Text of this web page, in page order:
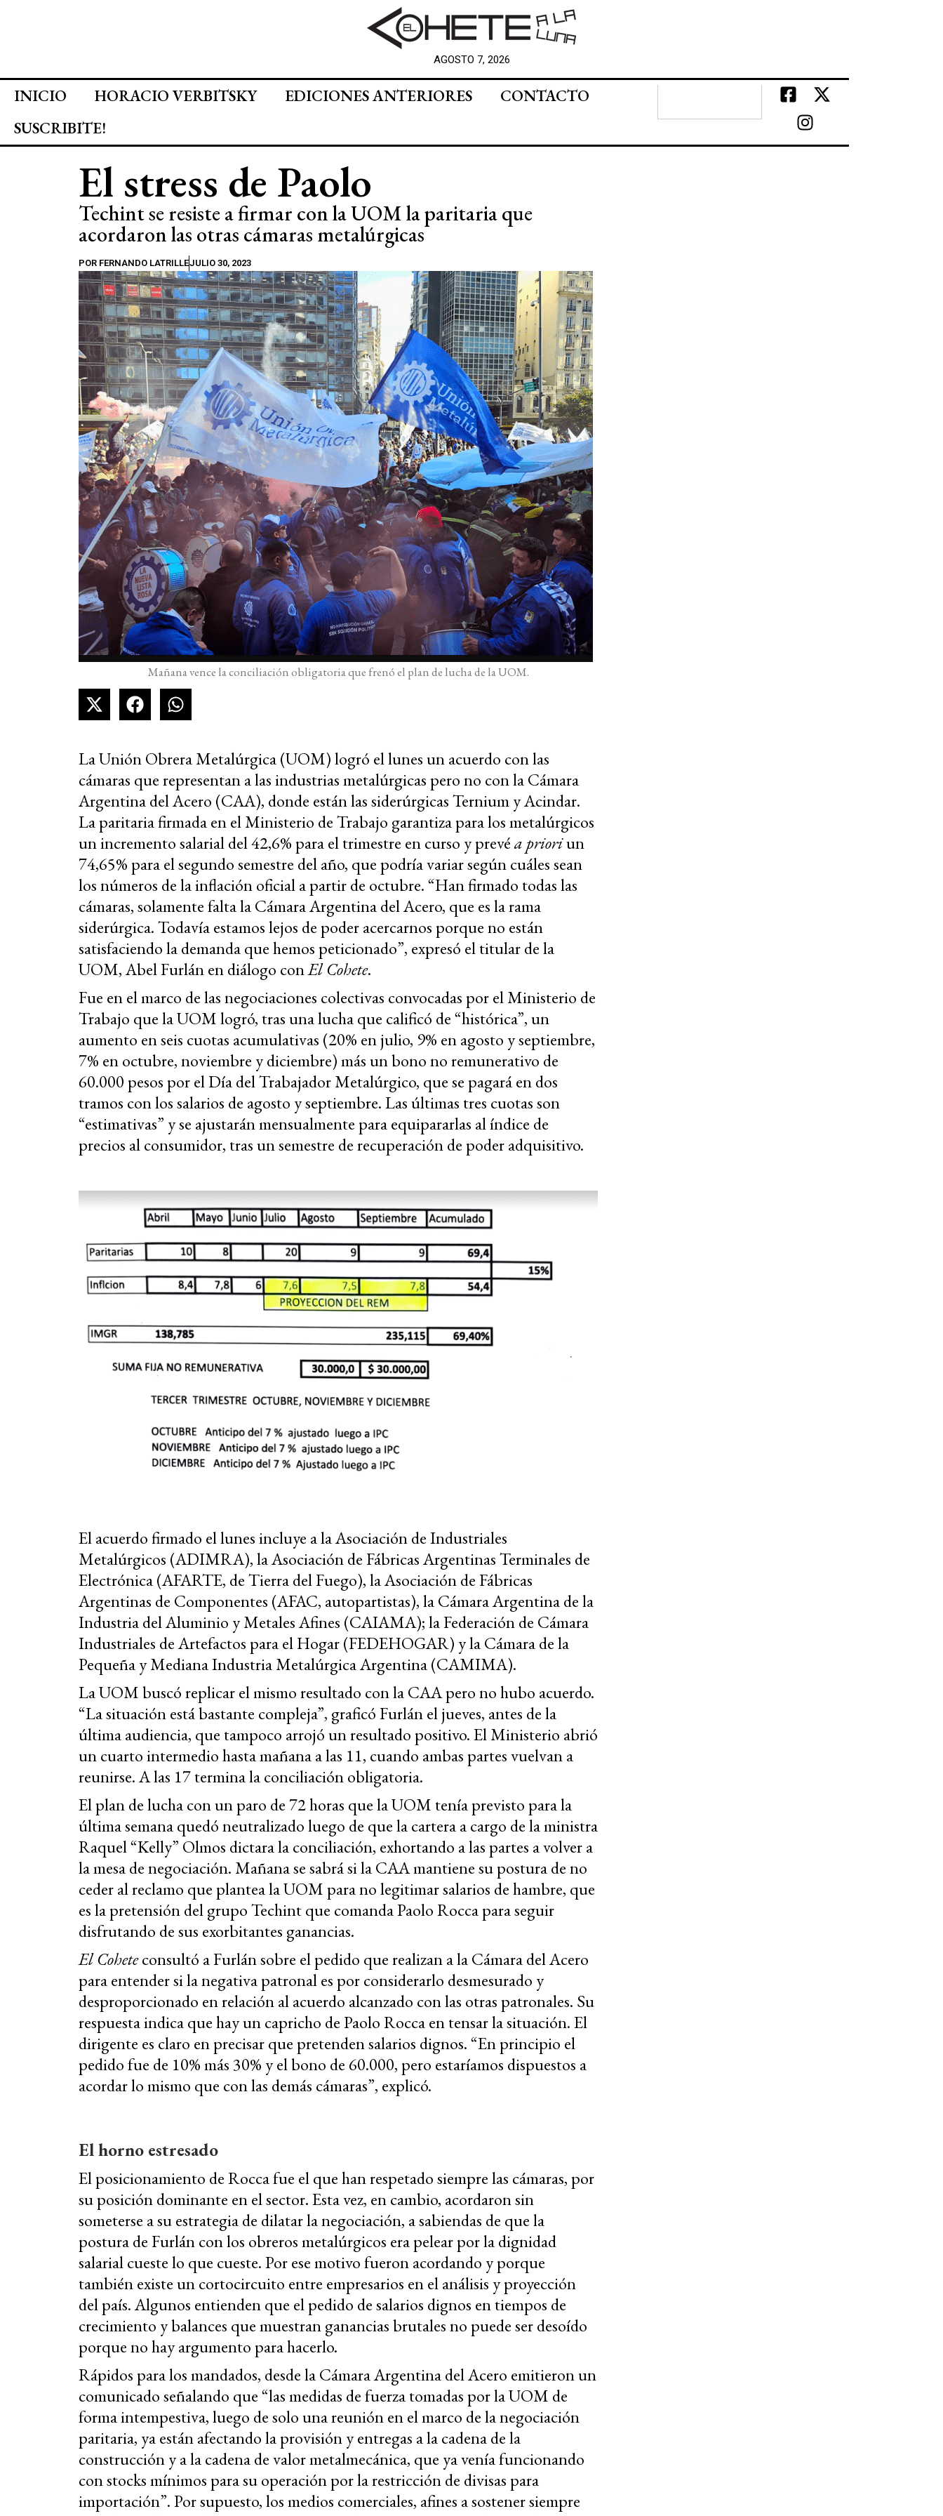
AGOSTO 7, 2026
INICIO HORACIO VERBITSKY EDICIONES ANTERIORES
CONTACTO
SUSCRIBITE!
El stress de Paolo
Techint se resiste a firmar con la UOM la paritaria que
acordaron las otras cámaras metalúrgicas
POR FERNANDO LATRILLEJULIO 30, 2023
Mañana vence la conciliación obligatoria que frenó el plan de lucha de la UOM.
La Unión Obrera Metalúrgica (UOM) logró el lunes un acuerdo con las
cámaras que representan a las industrias metalúrgicas pero no con la Cámara
Argentina del Acero (CAA), donde están las siderúrgicas Ternium y Acindar.
La paritaria firmada en el Ministerio de Trabajo garantiza para los metalúrgicos
un incremento salarial del 42,6% para el trimestre en curso y prevéa prioriun
74,65% para el segundo semestre del año, que podría variar según cuáles sean
los números de la inflación oficial a partir de octubre. “Han firmado todas las
cámaras, solamente falta la Cámara Argentina del Acero, que es la rama
siderúrgica. Todavía estamos lejos de poder acercarnos porque no están
satisfaciendo la demanda que hemos peticionado”, expresó el titular de la
UOM, Abel Furlán en diálogo conEl Cohete.
Fue en el marco de las negociaciones colectivas convocadas por el Ministerio de
Trabajo que la UOM logró, tras una lucha que calificó de “histórica”, un
aumento en seis cuotas acumulativas (20% en julio, 9% en agosto y septiembre,
7% en octubre, noviembre y diciembre) más un bono no remunerativo de
60.000 pesos por el Día del Trabajador Metalúrgico, que se pagará en dos
tramos con los salarios de agosto y septiembre. Las últimas tres cuotas son
“estimativas” y se ajustarán mensualmente para equipararlas al índice de
precios al consumidor, tras un semestre de recuperación de poder adquisitivo.
El acuerdo firmado el lunes incluye a la Asociación de Industriales
Metalúrgicos (ADIMRA), la Asociación de Fábricas Argentinas Terminales de
Electrónica (AFARTE, de Tierra del Fuego), la Asociación de Fábricas
Argentinas de Componentes (AFAC, autopartistas), la Cámara Argentina de la
Industria del Aluminio y Metales Afines (CAIAMA); la Federación de Cámara
Industriales de Artefactos para el Hogar (FEDEHOGAR) y la Cámara de la
Pequeña y Mediana Industria Metalúrgica Argentina (CAMIMA).
La UOM buscó replicar el mismo resultado con la CAA pero no hubo acuerdo.
“La situación está bastante compleja”, graficó Furlán el jueves, antes de la
última audiencia, que tampoco arrojó un resultado positivo. El Ministerio abrió
un cuarto intermedio hasta mañana a las 11, cuando ambas partes vuelvan a
reunirse. A las 17 termina la conciliación obligatoria.
El plan de lucha con un paro de 72 horas que la UOM tenía previsto para la
última semana quedó neutralizado luego de que la cartera a cargo de la ministra
Raquel “Kelly” Olmos dictara la conciliación, exhortando a las partes a volver a
la mesa de negociación. Mañana se sabrá si la CAA mantiene su postura de no
ceder al reclamo que plantea la UOM para no legitimar salarios de hambre, que
es la pretensión del grupo Techint que comanda Paolo Rocca para seguir
disfrutando de sus exorbitantes ganancias.
El Coheteconsultó a Furlán sobre el pedido que realizan a la Cámara del Acero
para entender si la negativa patronal es por considerarlo desmesurado y
desproporcionado en relación al acuerdo alcanzado con las otras patronales. Su
respuesta indica que hay un capricho de Paolo Rocca en tensar la situación. El
dirigente es claro en precisar que pretenden salarios dignos. “En principio el
pedido fue de 10% más 30% y el bono de 60.000, pero estaríamos dispuestos a
acordar lo mismo que con las demás cámaras”, explicó.
El horno estresado
El posicionamiento de Rocca fue el que han respetado siempre las cámaras, por
su posición dominante en el sector. Esta vez, en cambio, acordaron sin
someterse a su estrategia de dilatar la negociación, a sabiendas de que la
postura de Furlán con los obreros metalúrgicos era pelear por la dignidad
salarial cueste lo que cueste. Por ese motivo fueron acordando y porque
también existe un cortocircuito entre empresarios en el análisis y proyección
del país. Algunos entienden que el pedido de salarios dignos en tiempos de
crecimiento y balances que muestran ganancias brutales no puede ser desoído
porque no hay argumento para hacerlo.
Rápidos para los mandados, desde la Cámara Argentina del Acero emitieron un
comunicado señalando que “las medidas de fuerza tomadas por la UOM de
forma intempestiva, luego de solo una reunión en el marco de la negociación
paritaria, ya están afectando la provisión y entregas a la cadena de la
construcción y a la cadena de valor metalmecánica, que ya venía funcionando
con stocks mínimos para su operación por la restricción de divisas para
importación”. Por supuesto, los medios comerciales, afines a sostener siempre